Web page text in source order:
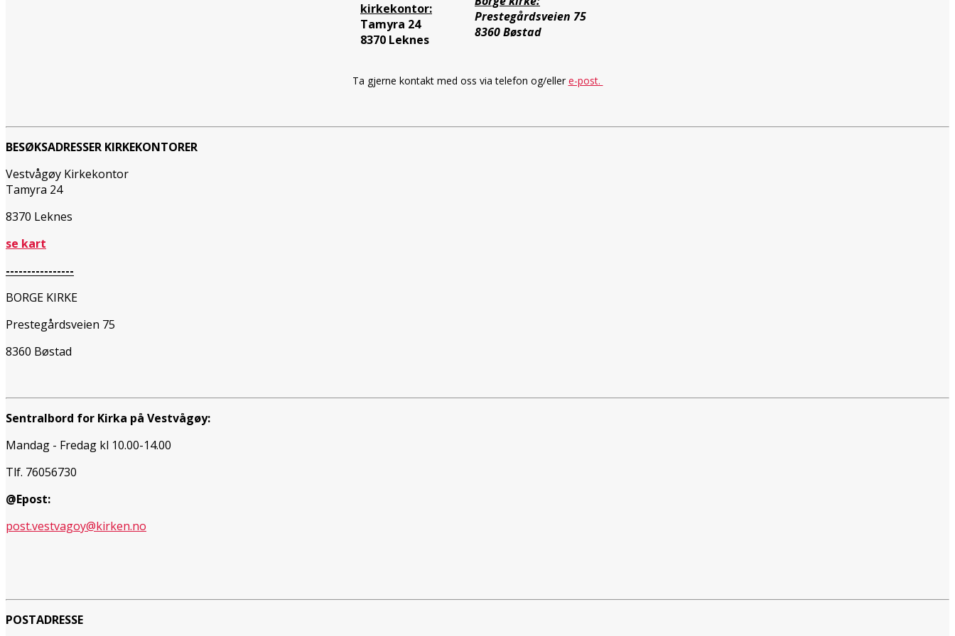
kirkekontor:
Tamyra 24
8370 Leknes
Prestegårdsveien 75
8360 Bøstad
Ta gjerne kontakt med oss via telefon og/ellere-post.
BESØKSADRESSER KIRKEKONTORER
Vestvågøy Kirkekontor
Tamyra 24
8370 Leknes
se kart
----------------
BORGE KIRKE
Prestegårdsveien 75
8360 Bøstad
Sentralbord for Kirka på Vestvågøy:
Mandag - Fredag kl 10.00-14.00
Tlf. 76056730
@Epost:
post.vestvagoy@kirken.no
POSTADRESSE